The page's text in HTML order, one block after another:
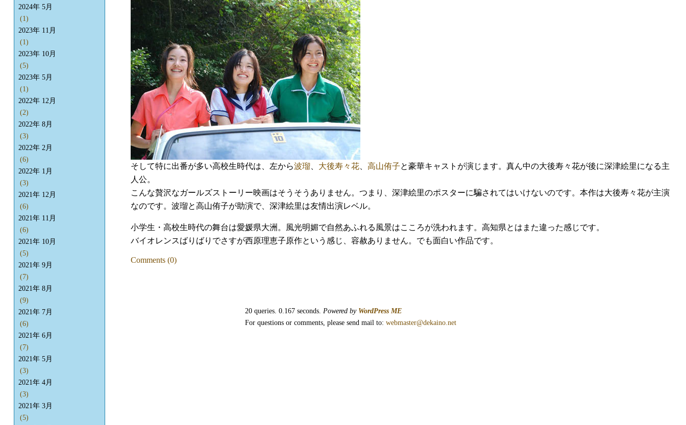
そして特に出番が多い高校生時代は、左から波瑠 大後寿々花 高山侑子と豪華キャストが演じます。真ん中の大後寿々花が後に深津絵里になる主
人公。
こんな贅沢なガールズストーリー映画はそうそうありません。つまり、深津絵里のポスターに騙されてはいけないのです。本作は大後寿々花が主演
なのです。波瑠と高山侑子が助演で、深津絵里は友情出演レベル。
小学生・高校生時代の舞台は愛媛県大洲。風光明媚で自然あふれる風景はこころが洗われます。高知県とはまた違った感じです。
バイオレンスばりばりでさすが西原理恵子原作という感じ、容赦ありません。でも面白い作品です。
Comments (0)
2024年 5月
(1)
2023年 11月
(1)
2023年 10月
(5)
2023年 5月
(1)
2022年 12月
(2)
2022年 8月
(3)
2022年 2月
(6)
2022年 1月
(3)
2021年 12月
(6)
2021年 11月
(6)
2021年 10月
(5)
2021年 9月
(7)
2021年 8月
(9)
2021年 7月
(6)
2021年 6月
(7)
2021年 5月
(3)
2021年 4月
(3)
2021年 3月
(5)
20 queries. 0.167 seconds. Powered by WordPress ME
For questions or comments, please send mail to: webmaster@dekaino.net